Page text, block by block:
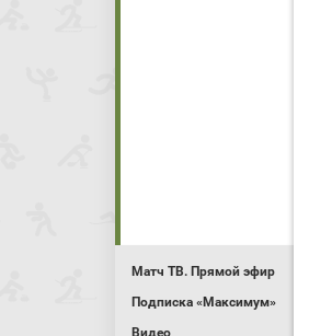
Матч ТВ. Прямой эфир
Подписка «Максимум»
Видео